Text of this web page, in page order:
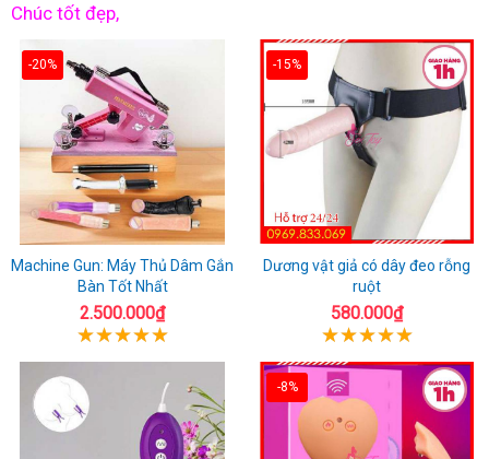
Chúc tốt đẹp,
-20%
Machine Gun: Máy Thủ Dâm Gắn
Bàn Tốt Nhất
2.500.000₫
-15%
Dương vật giả có dây đeo rỗng
ruột
580.000₫
-8%